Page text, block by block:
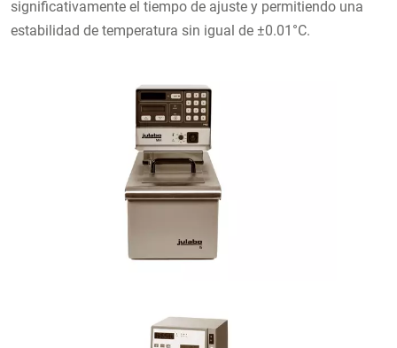
significativamente el tiempo de ajuste y permitiendo una
estabilidad de temperatura sin igual de ±0.01°C.